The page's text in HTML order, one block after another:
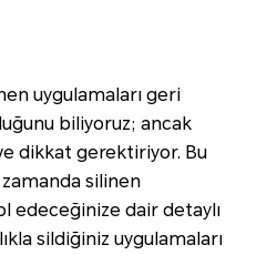
uygulamaları geri
biliyoruz; ancak
dikkat gerektiriyor. Bu
silinen
edeceğinize dair detaylı
sildiğiniz uygulamaları